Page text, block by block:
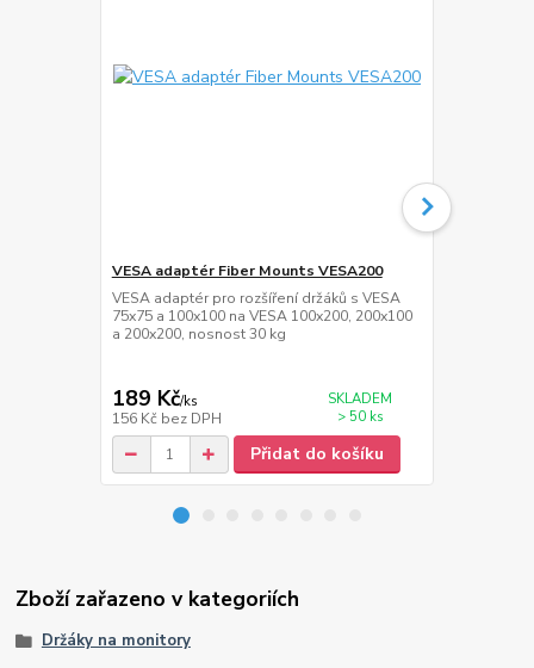
VESA adaptér Fiber Mounts VESA200
VESA adaptér pro rozšíření držáků s VESA
75x75 a 100x100 na VESA 100x200, 200x100
a 200x200, nosnost 30 kg
189 Kč/ks
156 Kč bez DPH
SKLADEM
> 50 ks
Přidat do košíku
Zboží zařazeno v kategoriích
Držáky na monitory